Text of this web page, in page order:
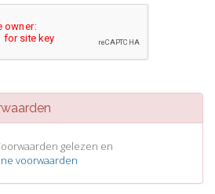
gelezen en
voorwaarden